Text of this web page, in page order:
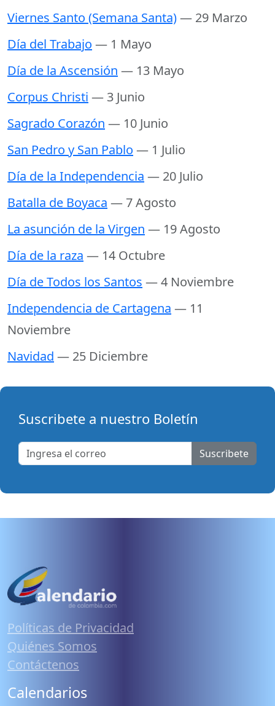
Viernes Santo (Semana Santa)— 29 Marzo
Día del Trabajo — 1 Mayo
Día de la Ascensión — 13 Mayo
Corpus Christi — 3 Junio
Sagrado Corazón — 10 Junio
San Pedro y San Pablo — 1 Julio
Día de la Independencia — 20 Julio
Batalla de Boyaca — 7 Agosto
La asunción de la Virgen — 19 Agosto
Día de la raza — 14 Octubre
Día de Todos los Santos — 4 Noviembre
Independencia de Cartagena — 11
Noviembre
Navidad — 25 Diciembre
Suscribete a nuestro Boletín
Suscribete
Políticas de Privacidad
Quiénes Somos
Contáctenos
Calendarios